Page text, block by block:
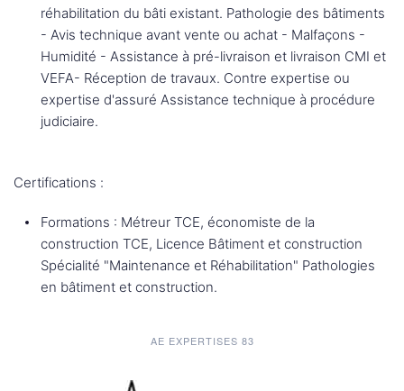
réhabilitation du bâti existant. Pathologie des bâtiments
- Avis technique avant vente ou achat - Malfaçons -
Humidité - Assistance à pré-livraison et livraison CMI et
VEFA- Réception de travaux. Contre expertise ou
expertise d'assuré Assistance technique à procédure
judiciaire.
Certifications :
Formations : Métreur TCE, économiste de la
construction TCE, Licence Bâtiment et construction
Spécialité "Maintenance et Réhabilitation" Pathologies
en bâtiment et construction.
AE EXPERTISES 83